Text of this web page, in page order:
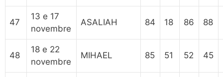
47
13 e 17
novembre
ASALIAH 84 18 86 88
48
18 e 22
novembre
MIHAEL 85 51 52 45